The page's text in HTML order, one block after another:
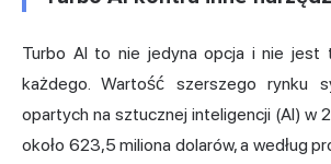
Turbo AI to nie jedyna opcja i nie jest
każdego. Wartość szerszego rynku
opartych na sztucznej inteligencji (AI) w
około 623,5 miliona dolarów, a według